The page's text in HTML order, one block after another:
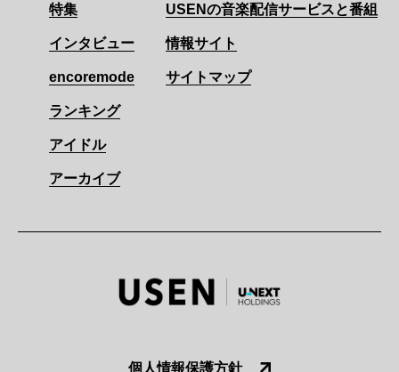
特集
インタビュー
encoremode
ランキング
アイドル
アーカイブ
USENの音楽配信サービスと番組
情報サイト
サイトマップ
個人情報保護方針